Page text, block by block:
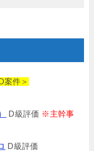
案件＞
D級評価 ※主幹事
D級評価